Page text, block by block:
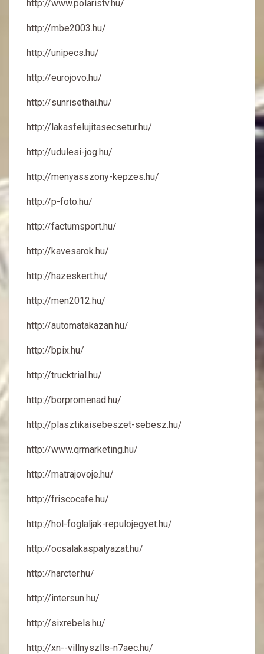
http://www.polaristv.hu/
http://mbe2003.hu/
http://unipecs.hu/
http://eurojovo.hu/
http://sunrisethai.hu/
http://lakasfelujitasecsetur.hu/
http://udulesi-jog.hu/
http://menyasszony-kepzes.hu/
http://p-foto.hu/
http://factumsport.hu/
http://kavesarok.hu/
http://hazeskert.hu/
http://men2012.hu/
http://automatakazan.hu/
http://bpix.hu/
http://trucktrial.hu/
http://borpromenad.hu/
http://plasztikaisebeszet-sebesz.hu/
http://www.qrmarketing.hu/
http://matrajovoje.hu/
http://friscocafe.hu/
http://hol-foglaljak-repulojegyet.hu/
http://ocsalakaspalyazat.hu/
http://harcter.hu/
http://intersun.hu/
http://sixrebels.hu/
http://xn--villnyszlls-n7aec.hu/